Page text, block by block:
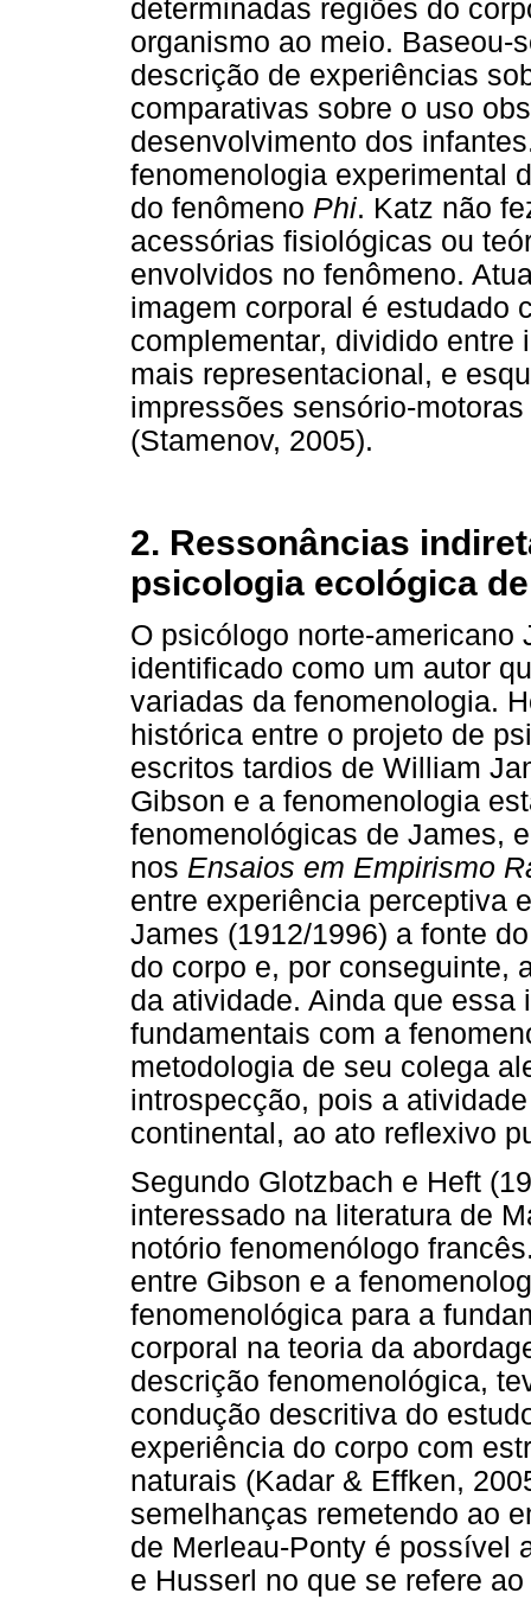
determinadas regiões do
organismo ao meio. Baseou-
descrição de experiências
comparativas sobre o uso
desenvolvimento dos
fenomenologia experimental
do fenômeno Phi. Katz não
acessórias fisiológicas ou
envolvidos no fenômeno.
imagem corporal é estudado
complementar, dividido entre
mais representacional, e
impressões sensório-
(Stamenov, 2005).
2. Ressonâncias
psicologia ecológica
O psicólogo norte-americano
identificado como um autor
variadas da fenomenologia.
histórica entre o projeto de
escritos tardios de William
Gibson e a fenomenologia
fenomenológicas de James,
nos Ensaios em Empirismo
entre experiência perceptiva
James (1912/1996) a fonte
do corpo e, por conseguinte,
da atividade. Ainda que essa
fundamentais com a
metodologia de seu colega
introspecção, pois a
continental, ao ato reflexivo
Segundo Glotzbach e Heft
interessado na literatura de
notório fenomenólogo
entre Gibson e a
fenomenológica para a
corporal na teoria da
descrição fenomenológica,
condução descritiva do
experiência do corpo com
naturais (Kadar & Effken,
semelhanças remetendo ao
de Merleau-Ponty é possível
e Husserl no que se refere